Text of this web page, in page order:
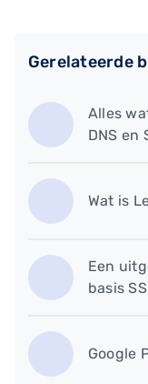
Gerelateerde
Alles
DNS en
Wat is
Een
basis
Google